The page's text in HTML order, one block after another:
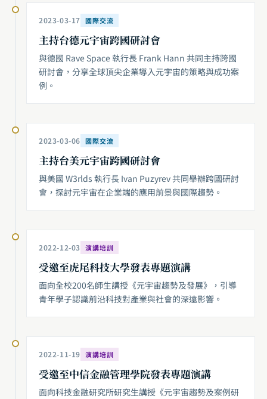
2023-03-17 國際交流
主持台德元宇宙跨國研討會
與德國 Rave Space 執行長 Frank Hann 共同主持跨國
研討會，分享全球頂尖企業導入元宇宙的策略與成功案
例。
2023-03-06 國際交流
主持台美元宇宙跨國研討會
與美國 W3rlds 執行長 Ivan Puzyrev 共同舉辦跨國研討
會，探討元宇宙在企業端的應用前景與國際趨勢。
2022-12-03 演講培訓
受邀至虎尾科技大學發表專題演講
面向全校200名師生講授《元宇宙趨勢及發展》，引導
青年學子認識前沿科技對產業與社會的深遠影響。
2022-11-19 演講培訓
受邀至中信金融管理學院發表專題演講
面向科技金融研究所研究生講授《元宇宙趨勢及案例研